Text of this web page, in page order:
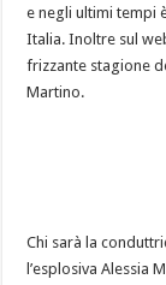
e negli ultimi tempi
Italia. Inoltre sul
frizzante stagione
Martino.
Chi sarà la
l’esplosiva Alessia